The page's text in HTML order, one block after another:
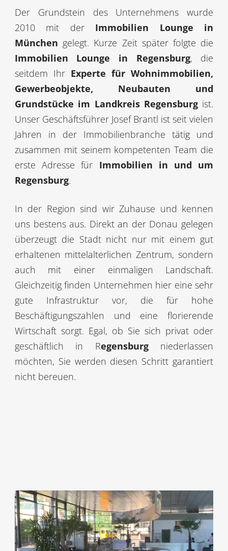
Der Grundstein des Unternehmens wurde
2010 mit der Immobilien Lounge in
München gelegt. Kurze Zeit später folgte die
Immobilien Lounge in Regensburg, die
seitdem Ihr Experte für Wohnimmobilien,
Gewerbeobjekte, Neubauten und
Grundstücke im Landkreis Regensburgist.
Unser Geschäftsführer Josef Brantl ist seit vielen
Jahren in der Immobilienbranche tätig und
zusammen mit seinem kompetenten Team die
erste Adresse für Immobilien in und um
Regensburg.
In der Region sind wir Zuhause und kennen
uns bestens aus. Direkt an der Donau gelegen
überzeugt die Stadt nicht nur mit einem gut
erhaltenen mittelalterlichen Zentrum, sondern
auch mit einer einmaligen Landschaft.
Gleichzeitig finden Unternehmen hier eine sehr
gute Infrastruktur vor, die für hohe
Beschäftigungszahlen und eine florierende
Wirtschaft sorgt. Egal, ob Sie sich privat oder
geschäftlich in Regensburgniederlassen
möchten, Sie werden diesen Schritt garantiert
nicht bereuen.